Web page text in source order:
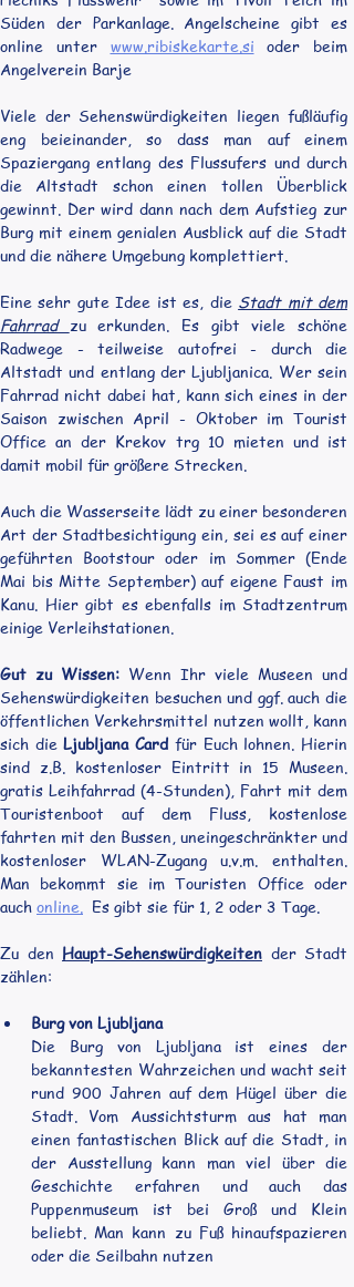
Süden der Parkanlage. Angelscheine gibt es
online unter www.ribiskekarte.si oder beim
Angelverein Barje
Viele der Sehenswürdigkeiten liegen fußläufig
eng beieinander, so dass man auf einem
Spaziergang entlang des Flussufers und durch
die Altstadt schon einen tollen Überblick
gewinnt. Der wird dann nach dem Aufstieg zur
Burg mit einem genialen Ausblick auf die Stadt
und die nähere Umgebung komplettiert.
Eine sehr gute Idee ist es, die Stadt mit dem
Fahrrad zu erkunden. Es gibt viele schöne
Radwege - teilweise autofrei - durch die
Altstadt und entlang der Ljubljanica. Wer sein
Fahrrad nicht dabei hat, kann sich eines in der
Saison zwischen April - Oktober im Tourist
Office an der Krekov trg 10 mieten und ist
damit mobil für größere Strecken.
Auch die Wasserseite lädt zu einer besonderen
Art der Stadtbesichtigung ein, sei es auf einer
geführten Bootstour oder im Sommer (Ende
Mai bis Mitte September) auf eigene Faust im
Kanu. Hier gibt es ebenfalls im Stadtzentrum
einige Verleihstationen.
Gut zu Wissen: Wenn Ihr viele Museen und
Sehenswürdigkeiten besuchen und ggf. auch die
öffentlichen Verkehrsmittel nutzen wollt, kann
sich die Ljubljana Card für Euch lohnen. Hierin
sind z.B. kostenloser Eintritt in 15 Museen.
gratis Leihfahrrad (4-Stunden), Fahrt mit dem
Touristenboot auf dem Fluss, kostenlose
fahrten mit den Bussen, uneingeschränkter und
kostenloser WLAN-Zugang u.v.m. enthalten.
Man bekommt sie im Touristen Office oder
auch online. Es gibt sie für 1, 2 oder 3 Tage.
Zu den Haupt-Sehenswürdigkeiten der Stadt
zählen:
Burg von Ljubljana
Die Burg von Ljubljana ist eines der
bekanntesten Wahrzeichen und wacht seit
rund 900 Jahren auf dem Hügel über die
Stadt. Vom Aussichtsturm aus hat man
einen fantastischen Blick auf die Stadt, in
der Ausstellung kann man viel über die
Geschichte erfahren und auch das
Puppenmuseum ist bei Groß und Klein
beliebt. Man kann zu Fuß hinaufspazieren
oder die Seilbahn nutzen